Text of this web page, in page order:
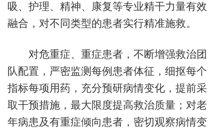
吸、护理、精神、康复等专业精干力量有效
融合，对不同类型的患者实行精准施救。
对危重症、重症患者，不断增强救治团
队配置，严密监测每例患者体征，细抠每个
指标每项用药，充分预研病情变化，提前采
取干预措施，最大限度提高救治质量；对老
年病患及有重症倾向患者，密切观察病情变